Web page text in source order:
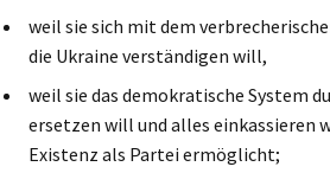
weil sie sich mit dem
die Ukraine verständigen will,
weil sie das demokratische System
ersetzen will und alles einkassieren
Existenz als Partei ermöglicht;